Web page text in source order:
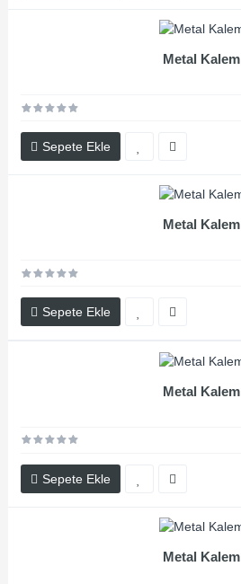
Metal Kalem
Sepete Ekle
Metal Kalem
Sepete Ekle
Metal Kalem
Sepete Ekle
Metal Kalem